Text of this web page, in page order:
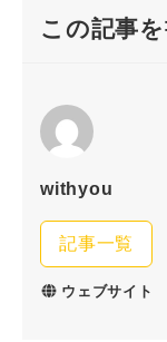
この記事
withyou
記事一覧
ウェブサイト